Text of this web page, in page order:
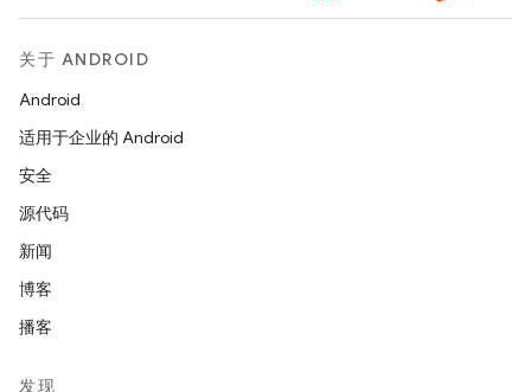
关于 ANDROID
Android
适用于企业的 Android
安全
源代码
新闻
博客
播客
发现